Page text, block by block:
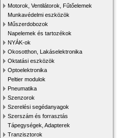
Motorok, Ventilátorok, Fűtőelemek
Munkavédelmi eszközök
Műszerdobozok
Napelemek és tartozékok
NYÁK-ok
Okosotthon, Lakáselektronika
Oktatási eszközök
Optoelektronika
Peltier modulok
Pneumatika
Szenzorok
Szerelési segédanyagok
Szerszám és forrasztás
Tápegységek, Adapterek
Tranzisztorok